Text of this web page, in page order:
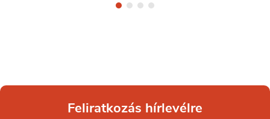
Feliratkozás hírlevélre